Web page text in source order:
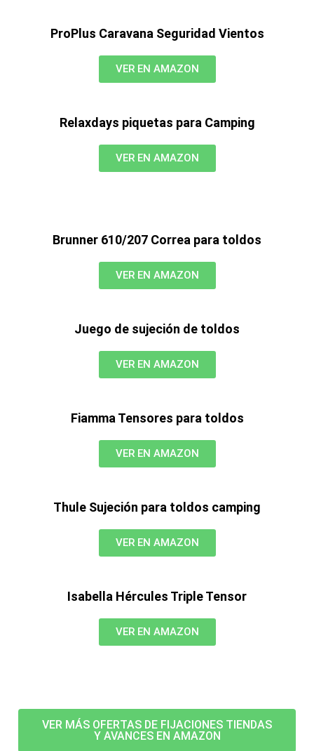
ProPlus Caravana Seguridad Vientos
VER EN AMAZON
Relaxdays piquetas para Camping
VER EN AMAZON
Brunner 610/207 Correa para toldos
VER EN AMAZON
Juego de sujeción de toldos
VER EN AMAZON
Fiamma Tensores para toldos
VER EN AMAZON
Thule Sujeción para toldos camping
VER EN AMAZON
Isabella Hércules Triple Tensor
VER EN AMAZON
VER MÁS OFERTAS DE FIJACIONES TIENDAS
Y AVANCES EN AMAZON